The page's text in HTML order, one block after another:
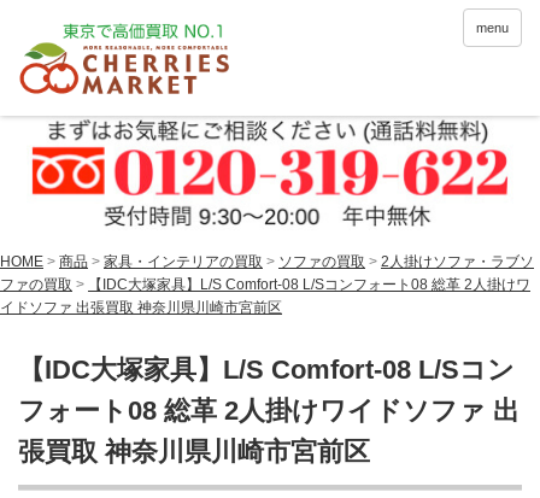
menu
HOME > 商品 > 家具・インテリアの買取 > ソファの買取 > 2人掛けソファ・ラブソ
ファの買取 >
【IDC大塚家具】L/S Comfort-08 L/Sコンフォート08 総革 2人掛けワ
イドソファ 出張買取 神奈川県川崎市宮前区
【IDC大塚家具】L/S Comfort-08 L/Sコン
フォート08 総革 2人掛けワイドソファ 出
張買取 神奈川県川崎市宮前区